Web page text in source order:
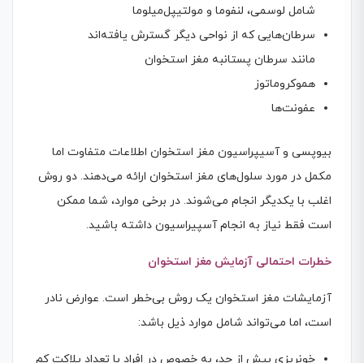
شامل لوسمی، لنفوما و مولتیپل‌میلوما
سرطان‌هایی که از نواحی دیگر گسترش یافته‌اند
مانند سرطان پستانبه مغز استخوان
هموکروماتوز
عفونت‌ها
بیوپسی و آسیپراسیون مغز استخوان اطلاعات متفاوت اما
مکمل در مورد سلول‌های مغز استخوان ارائه می‌دهند. دو روش
اغلب با یکدیگر انجام می‌شوند. در برخی موارد، شما ممکن
است فقط نیاز به انجام آسپیراسیون داشته باشید.
خطرات احتمالی آزمایش مغز استخوان
آزمایشات مغز استخوان یک روش بی‌خطر است. عوارض نادر
است، اما می‌تواند شامل موارد ذیل باشد:
خونریزی بیش از حد، به خصوص در افراد با تعداد پلاکت کم